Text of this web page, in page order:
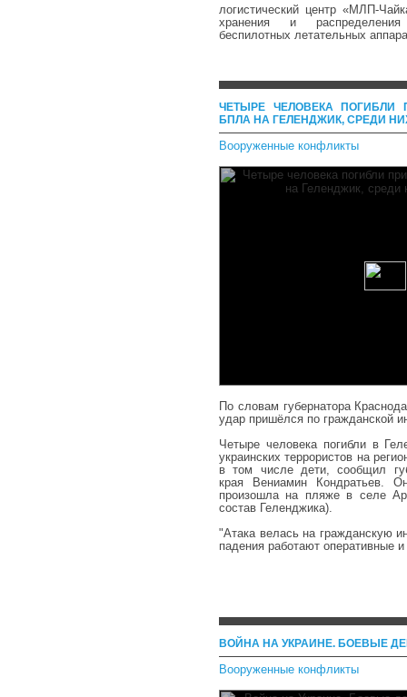
логистический центр «МЛП-
хранения и
беспилотных летательных
ЧЕТЫРЕ ЧЕЛОВЕКА ПОГИБЛИ
БПЛА НА ГЕЛЕНДЖИК, СРЕДИ
Вооруженные конфликты
По словам губернатора
удар пришёлся по гражданской
Четыре человека погибли в
украинских террористов на
в том числе дети, сообщил
края Вениамин Кондратьев.
произошла на пляже в селе
состав Геленджика).
"Атака велась на гражданскую
падения работают оперативные
ВОЙНА НА УКРАИНЕ. БОЕВЫЕ
Вооруженные конфликты